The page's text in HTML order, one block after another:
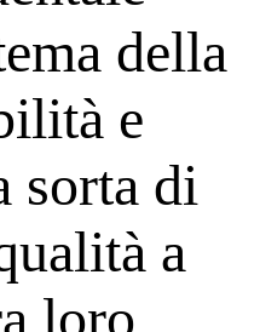
della
e
sorta di
a
loro